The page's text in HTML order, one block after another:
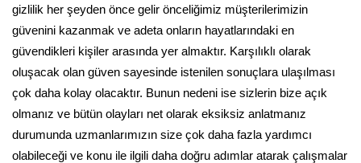
gizlilik her şeyden önce gelir önceliğimiz müşterilerimizin
güvenini kazanmak ve adeta onların hayatlarındaki en
güvendikleri kişiler arasında yer almaktır. Karşılıklı olarak
oluşacak olan güven sayesinde istenilen sonuçlara ulaşılması
çok daha kolay olacaktır. Bunun nedeni ise sizlerin bize açık
olmanız ve bütün olayları net olarak eksiksiz anlatmanız
durumunda uzmanlarımızın size çok daha fazla yardımcı
olabileceği ve konu ile ilgili daha doğru adımlar atarak çalışmalar